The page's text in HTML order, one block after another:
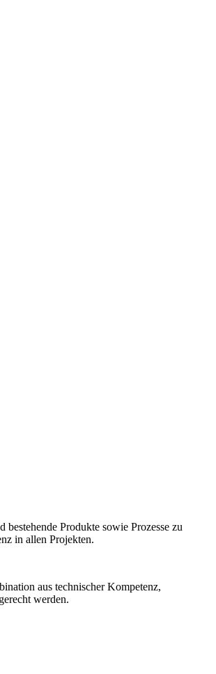
Produkte sowie Prozesse zu
in allen Projekten.
aus technischer Kompetenz,
werden.